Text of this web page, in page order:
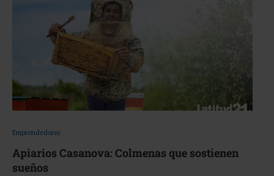
Emprendedores
Apiarios Casanova: Colmenas que sostienen
sueños